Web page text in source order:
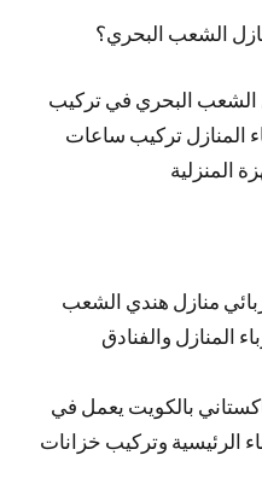
الشعب البحري؟
الشعب البحري في تركيب
المنازل تركيب ساعات
المنزلية
منازل هندي الشعب
المنازل والفنادق
بالكويت يعمل في
الرئيسية وتركيب خزانات